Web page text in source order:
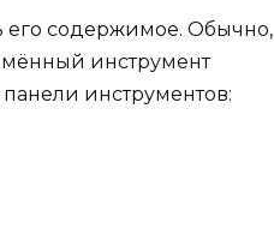
его содержимое. Обычно,
инструмент
инструментов: